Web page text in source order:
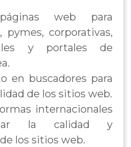
web para
pymes, corporativas,
y portales de
en buscadores para
de los sitios web.
internacionales
la calidad y
los sitios web.